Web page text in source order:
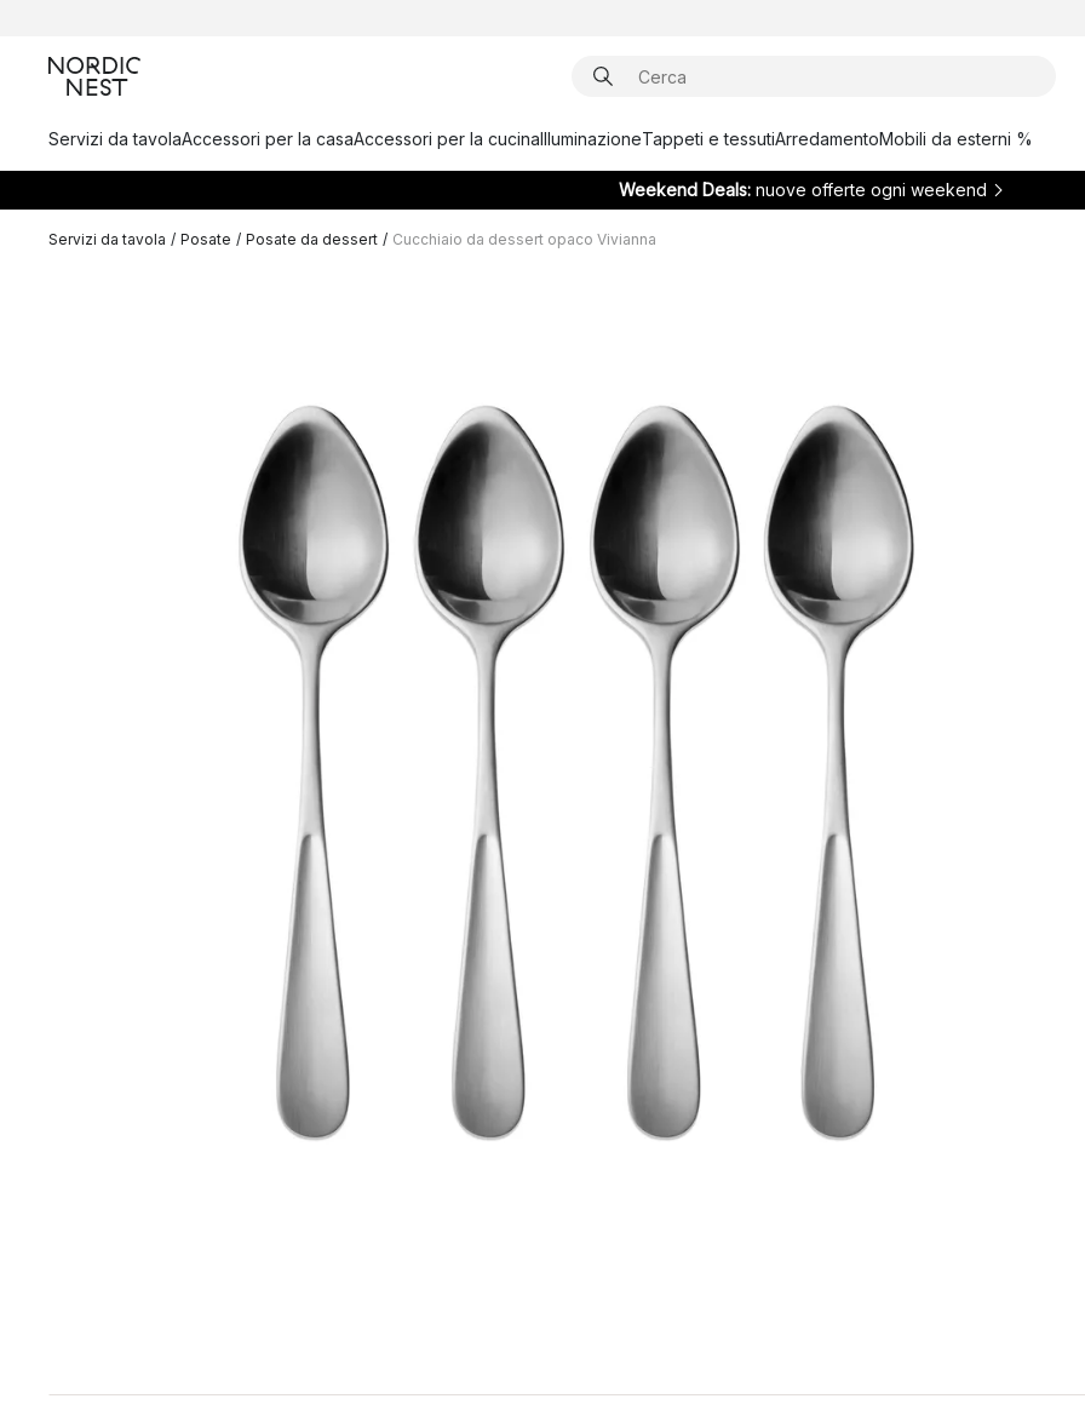
Servizi da tavolaAccessori per la casaAccessori per la cucinaIlluminazioneTappeti e tessutiArredamentoMobili da esterni %
Weekend Deals: nuove offerte ogni weekend
Servizi da tavola / Posate / Posate da dessert / Cucchiaio da dessert opaco Vivianna